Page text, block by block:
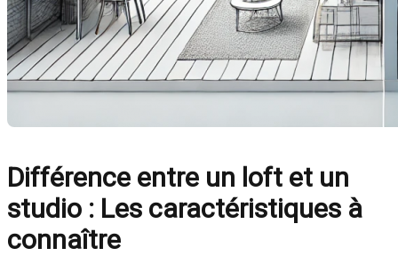
Différence entre un loft et un
studio : Les caractéristiques à
connaître